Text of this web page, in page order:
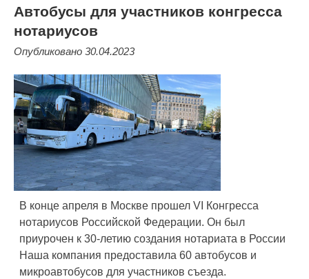
Автобусы для участников конгресса
нотариусов
Опубликовано 30.04.2023
В конце апреля в Москве прошел VI Конгресса
нотариусов Российской Федерации. Он был
приурочен к 30-летию создания нотариата в России
Наша компания предоставила 60 автобусов и
микроавтобусов для участников съезда.